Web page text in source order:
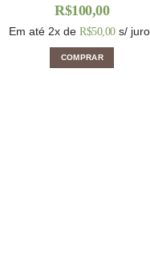
R$100,00
Em até 2x de R$50,00 s/
COMPRAR